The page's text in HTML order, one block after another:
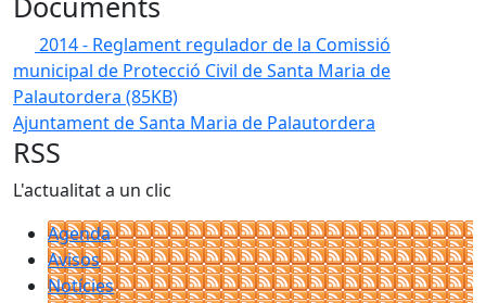
2014 - Reglament regulador de la Comissió
municipal de Protecció Civil de Santa Maria de
Palautordera (85KB)
Ajuntament de Santa Maria de Palautordera
RSS
L'actualitat a un clic
Agenda
Avisos
Notícies